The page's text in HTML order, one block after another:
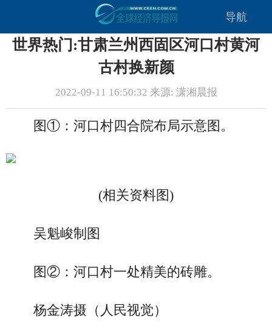
导航
世界热门:甘肃兰州西固区河口村黄河
古村换新颜
2022-09-11 16:50:32 来源: 潇湘晨报
图①：河口村四合院布局示意图。
(相关资料图)
吴魁峻制图
图②：河口村一处精美的砖雕。
杨金涛摄（人民视觉）